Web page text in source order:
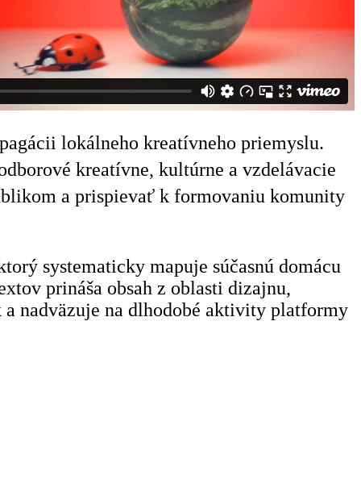
lokálneho kreatívneho priemyslu.
kreatívne, kultúrne a vzdelávacie
a prispievať k formovaniu komunity
systematicky mapuje súčasnú domácu
prináša obsah z oblasti dizajnu,
nadväzuje na dlhodobé aktivity platformy